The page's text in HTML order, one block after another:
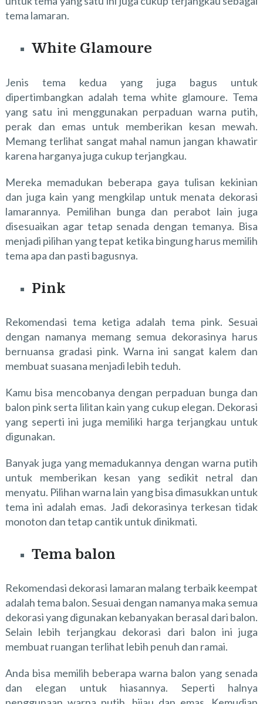
tema lamaran.
White Glamoure
Jenis tema kedua yang juga bagus untuk
dipertimbangkan adalah tema white glamoure. Tema
yang satu ini menggunakan perpaduan warna putih,
perak dan emas untuk memberikan kesan mewah.
Memang terlihat sangat mahal namun jangan khawatir
karena harganya juga cukup terjangkau.
Mereka memadukan beberapa gaya tulisan kekinian
dan juga kain yang mengkilap untuk menata dekorasi
lamarannya. Pemilihan bunga dan perabot lain juga
disesuaikan agar tetap senada dengan temanya. Bisa
menjadi pilihan yang tepat ketika bingung harus memilih
tema apa dan pasti bagusnya.
Pink
Rekomendasi tema ketiga adalah tema pink. Sesuai
dengan namanya memang semua dekorasinya harus
bernuansa gradasi pink. Warna ini sangat kalem dan
membuat suasana menjadi lebih teduh.
Kamu bisa mencobanya dengan perpaduan bunga dan
balon pink serta lilitan kain yang cukup elegan. Dekorasi
yang seperti ini juga memiliki harga terjangkau untuk
digunakan.
Banyak juga yang memadukannya dengan warna putih
untuk memberikan kesan yang sedikit netral dan
menyatu. Pilihan warna lain yang bisa dimasukkan untuk
tema ini adalah emas. Jadi dekorasinya terkesan tidak
monoton dan tetap cantik untuk dinikmati.
Tema balon
Rekomendasi dekorasi lamaran malang terbaik keempat
adalah tema balon. Sesuai dengan namanya maka semua
dekorasi yang digunakan kebanyakan berasal dari balon.
Selain lebih terjangkau dekorasi dari balon ini juga
membuat ruangan terlihat lebih penuh dan ramai.
Anda bisa memilih beberapa warna balon yang senada
dan elegan untuk hiasannya. Seperti halnya